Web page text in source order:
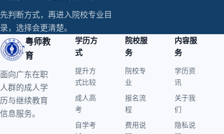
先判断方式，再进入院校专业目
录，选择会更清楚。
粤师教
育
面向广东在职
人群的成人学
历与继续教育
信息服务。
学历方
式
提升方
式比较
成人高
考
自学考
院校服
务
院校专
业
报名流
程
费用说
内容服
务
学历资
讯
关于我
们
隐私说